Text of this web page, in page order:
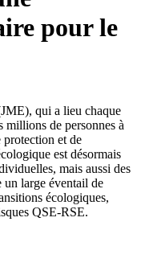
pour le
qui a lieu chaque
millions de personnes à
protection et de
est désormais
mais aussi des
un large éventail de
écologiques,
QSE-RSE.